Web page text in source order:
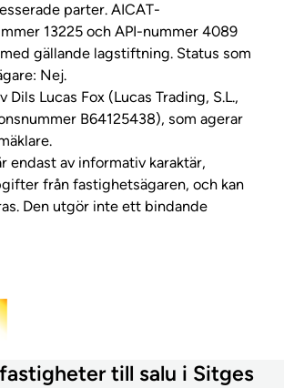
parter. AICAT-
13225 och API-nummer 4089
gällande lagstiftning. Status som
Nej.
Dils Lucas Fox (Lucas Trading, S.L.,
B64125438), som agerar
endast av informativ karaktär,
från fastighetsägaren, och kan
Den utgör inte ett bindande
till salu i Sitges